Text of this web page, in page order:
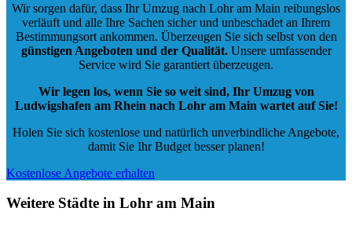
Wir sorgen dafür, dass Ihr Umzug nach Lohr am Main reibungslos
verläuft und alle Ihre Sachen sicher und unbeschadet an Ihrem
Bestimmungsort ankommen. Überzeugen Sie sich selbst von den
günstigen Angeboten und der Qualität.Unsere umfassender
Service wird Sie garantiert überzeugen.
Wir legen los, wenn Sie so weit sind, Ihr Umzug von
Ludwigshafen am Rhein nach Lohr am Main wartet auf Sie!
Holen Sie sich kostenlose und natürlich unverbindliche Angebote,
damit Sie Ihr Budget besser planen!
Kostenlose Angebote erhalten
Weitere Städte in Lohr am Main